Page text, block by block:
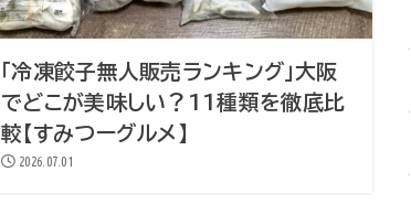
「冷凍餃子無人販売ランキング」大阪
でどこが美味しい？11種類を徹底比
較【すみつーグルメ】
2026.07.01